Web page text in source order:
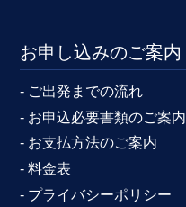
お申し込みのご案内
- ご出発までの流れ
- お申込必要書類のご案内
- お支払方法のご案内
- 料金表
- プライバシーポリシー